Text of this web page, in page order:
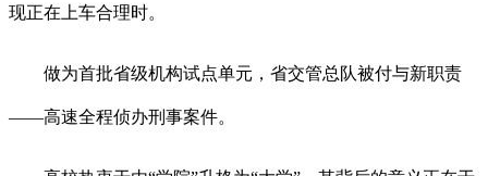
现正在上车合理时。
做为首批省级机构试点单元，省交管总队被付与新职责
——高速全程侦办刑事案件。